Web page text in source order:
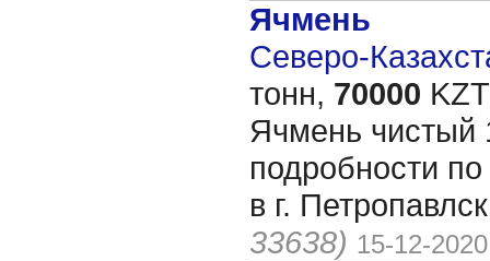
Ячмень
Северо-
тонн, 70000
Ячмень чистый
подробности
в г.
33638) 15-12-2020